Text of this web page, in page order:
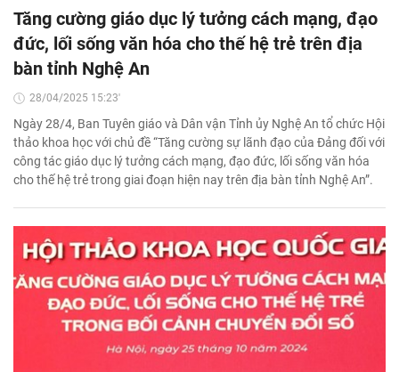
Tăng cường giáo dục lý tưởng cách mạng, đạo
đức, lối sống văn hóa cho thế hệ trẻ trên địa
bàn tỉnh Nghệ An
28/04/2025 15:23'
Ngày 28/4, Ban Tuyên giáo và Dân vận Tỉnh ủy Nghệ An tổ chức Hội
thảo khoa học với chủ đề “Tăng cường sự lãnh đạo của Đảng đối với
công tác giáo dục lý tưởng cách mạng, đạo đức, lối sống văn hóa
cho thế hệ trẻ trong giai đoạn hiện nay trên địa bàn tỉnh Nghệ An”.